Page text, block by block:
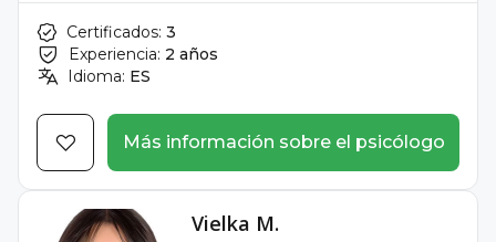
Certificados: 3
Experiencia: 2 años
Idioma: ES
Más información sobre el psicólogo
Vielka M.